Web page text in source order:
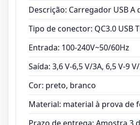
crédito
Certificado:
Descrição: Carregador USB A
Tipo de conector: QC3.0 USB
Entrada: 100-240V~50/60Hz
Saída: 3,6 V-6,5 V/3A, 6,5 V-9
Cor: preto, branco
Material: material à prova de